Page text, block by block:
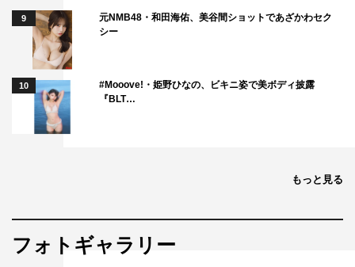
9
元NMB48・和田海佑、美谷間ショットであざかわセク
シー
10
#Mooove!・姫野ひなの、ビキニ姿で美ボディ披露
『BLT…
もっと見る
フォトギャラリー